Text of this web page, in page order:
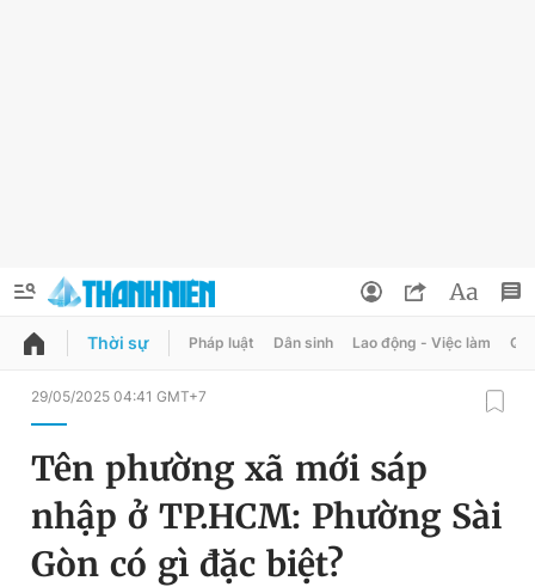
QUẢNG CÁO
Chuyên mục
Chuyên mục khác
Đổi mật khẩu
Tin đã lưu
Thời sự Pháp luật Dân sinh Lao động - Việc làm
29/05/2025 04:41 GMT+7
Tên phường xã mới sáp
nhập ở TP.HCM: Phường Sài
Gòn có gì đặc biệt?